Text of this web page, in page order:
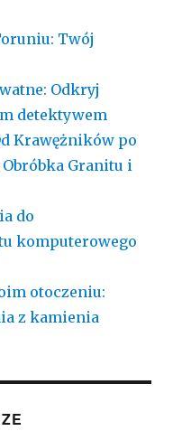
Twój
Odkryj
detektywem
Krawężników po
Granitu i
do
komputerowego
otoczeniu:
z kamienia